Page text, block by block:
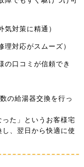
気対策に精通）
理対応がスムーズ）
の口コミが信頼でき
の給湯器交換を行っ
た」というお客様宅
、翌日から快適に使